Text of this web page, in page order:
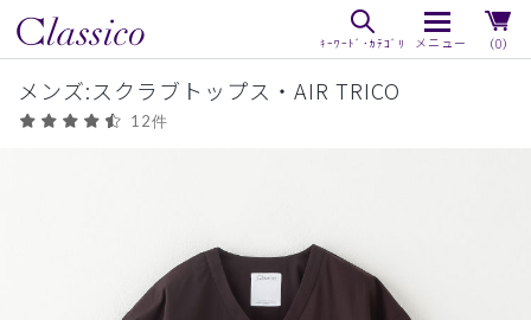
（0）
メンズ:スクラブトップス・AIR TRICO
12件